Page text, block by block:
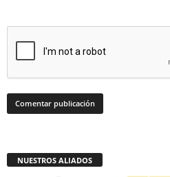
NUESTROS ALIADOS